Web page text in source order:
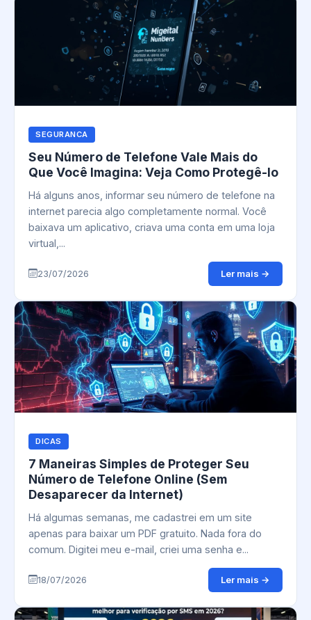
SEGURANCA
Seu Número de Telefone Vale Mais do
Que Você Imagina: Veja Como Protegê-lo
Há alguns anos, informar seu número de telefone na
internet parecia algo completamente normal. Você
baixava um aplicativo, criava uma conta em uma loja
virtual,...
23/07/2026 Ler mais →
DICAS
7 Maneiras Simples de Proteger Seu
Número de Telefone Online (Sem
Desaparecer da Internet)
Há algumas semanas, me cadastrei em um site
apenas para baixar um PDF gratuito. Nada fora do
comum. Digitei meu e-mail, criei uma senha e...
18/07/2026 Ler mais →